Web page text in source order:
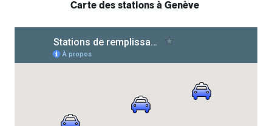
Carte des stations à Genève